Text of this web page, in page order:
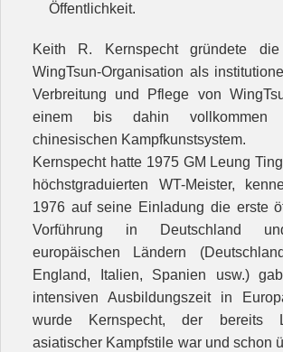
Öffentlichkeit.
Keith R. Kernspecht gründete die
WingTsun-Organisation als
Verbreitung und Pflege von
einem bis dahin vollkommen
chinesischen Kampfkunstsystem.
Kernspecht hatte 1975 GM Leung
höchstgraduierten WT-Meister,
1976 auf seine Einladung die erste
Vorführung in Deutschland
europäischen Ländern
England, Italien, Spanien usw.)
intensiven Ausbildungszeit in
wurde Kernspecht, der bereits
asiatischer Kampfstile war und schon